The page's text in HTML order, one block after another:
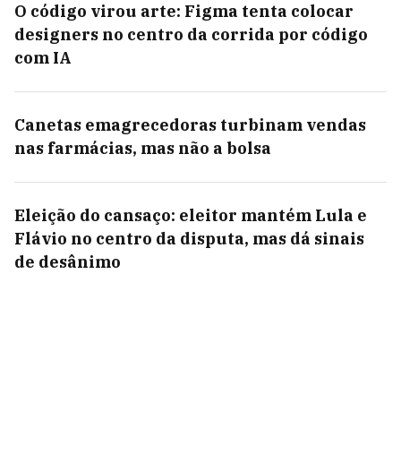
O código virou arte: Figma tenta colocar
designers no centro da corrida por código
com IA
Canetas emagrecedoras turbinam vendas
nas farmácias, mas não a bolsa
Eleição do cansaço: eleitor mantém Lula e
Flávio no centro da disputa, mas dá sinais
de desânimo